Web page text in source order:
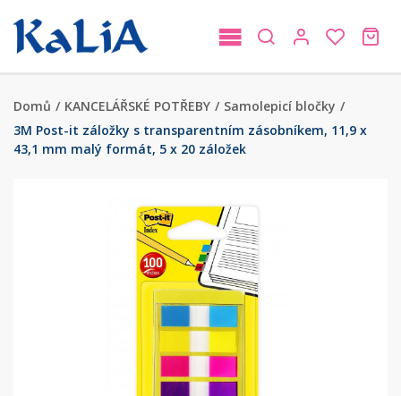
Domů / KANCELÁŘSKÉ POTŘEBY / Samolepicí bločky /
3M Post-it záložky s transparentním zásobníkem, 11,9 x
43,1 mm malý formát, 5 x 20 záložek